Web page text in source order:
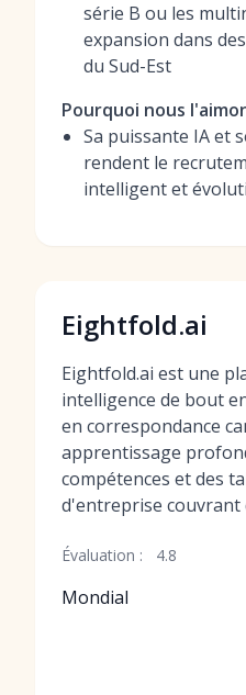
série B ou les
expansion dans
du Sud-Est
Pourquoi nous
Sa puissante IA et
rendent le
intelligent et
Eightfold.ai
Eightfold.ai est une
intelligence de bout
en correspondance
apprentissage
compétences et des
d'entreprise couvrant
Évaluation : 4.8
Mondial